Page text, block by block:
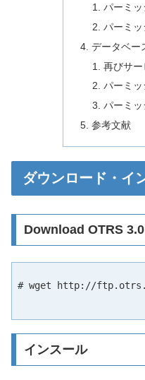
パーミッ
パーミッ
データベー
再びサ
パーミッ
パーミッ
参考文献
ダウンロード・イ
Download OTRS
# wget http://
インスール